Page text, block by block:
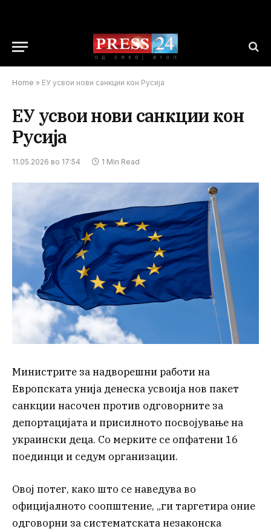
Home » ЕУ усвои нови санкции кон Русија
ЕУ усвои нови санкции кон
Русија
11.05.2026 во 17:54 1 Min Read
Министрите за надворешни работи на
Европската унија денеска усвоија нов пакет
санкции насочен против одговорните за
депортацијата и присилното посвојување на
украински деца. Со мерките се опфатени 16
поединци и седум организации.
Овој потег, како што се наведува во
официјалното соопштение, „ги таргетира оние
одговорни за систематската незаконска